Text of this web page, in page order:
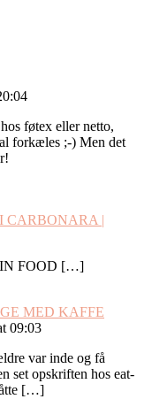
føtex eller netto,
forkæles ;-) Men det
CARBONARA |
FOOD […]
MED KAFFE
09:03
var inde og få
set opskriften hos eat-
[…]